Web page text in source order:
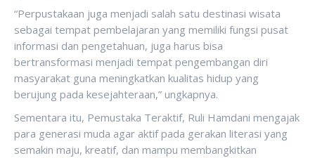
“Perpustakaan juga menjadi salah satu destinasi wisata
sebagai tempat pembelajaran yang memiliki fungsi pusat
informasi dan pengetahuan, juga harus bisa
bertransformasi menjadi tempat pengembangan diri
masyarakat guna meningkatkan kualitas hidup yang
berujung pada kesejahteraan,” ungkapnya.
Sementara itu, Pemustaka Teraktif, Ruli Hamdani mengajak
para generasi muda agar aktif pada gerakan literasi yang
semakin maju, kreatif, dan mampu membangkitkan